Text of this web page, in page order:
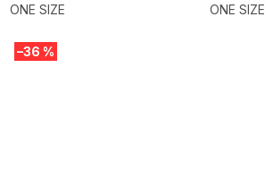
ONE SIZE ONE SIZE
–36 %